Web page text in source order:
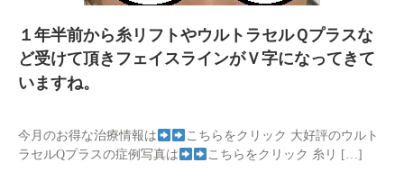
１年半前から糸リフトやウルトラセルＱプラスな
ど受けて頂きフェイスラインがＶ字になってきて
いますね。
今月のお得な治療情報は
こちらをクリック 大好評のウルト
ラセルQプラスの症例写真は
こちらをクリック 糸リ […]